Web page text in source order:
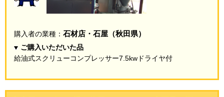
購入者の業種： 石材店・石屋（秋田県）
ご購入いただいた品
給油式スクリューコンプレッサー7.5kwドライヤ付